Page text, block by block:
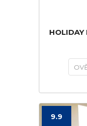
HOLIDAY
9.9